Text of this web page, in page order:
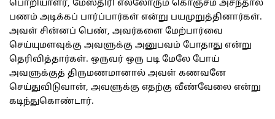
பொறியாளர், மேஸ்திரி எல்லோரும் கொஞ்சம் அசந்தால்
பணம் அடிக்கப் பார்ப்பார்கள் என்று பயமுறுத்தினார்கள்.
அவள் சின்னப் பெண், அவர்களை மேற்பார்வை
செய்யுமளவுக்கு அவளுக்கு அனுபவம் போதாது என்று
தெரிவித்தார்கள். ஒருவர் ஒரு படி மேலே போய்
அவளுக்குத் திருமணமானால் அவள் கணவனே
செய்துவிடுவான், அவளுக்கு எதற்கு வீண்வேலை என்று
கடிந்துகொண்டார்.